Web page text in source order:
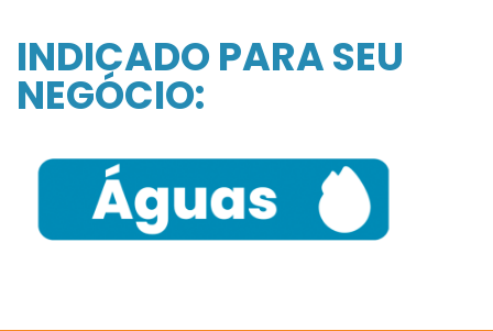
INDICADO PARA SEU
NEGÓCIO: